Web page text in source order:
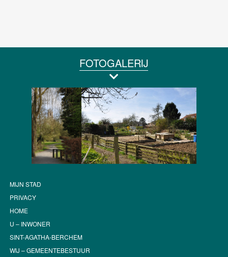
FOTOGALERIJ
MIJN STAD
PRIVACY
HOME
U – INWONER
SINT-AGATHA-BERCHEM
WIJ – GEMEENTEBESTUUR